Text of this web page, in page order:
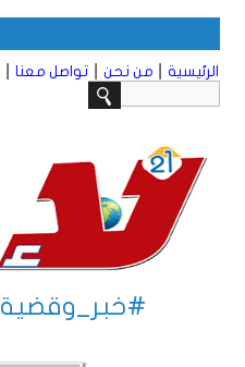
الرئيسية من نحن تواصل معنا
#خبر_وقضية